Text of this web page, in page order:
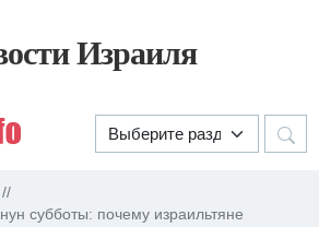
Израиля
субботы: почему израильтяне